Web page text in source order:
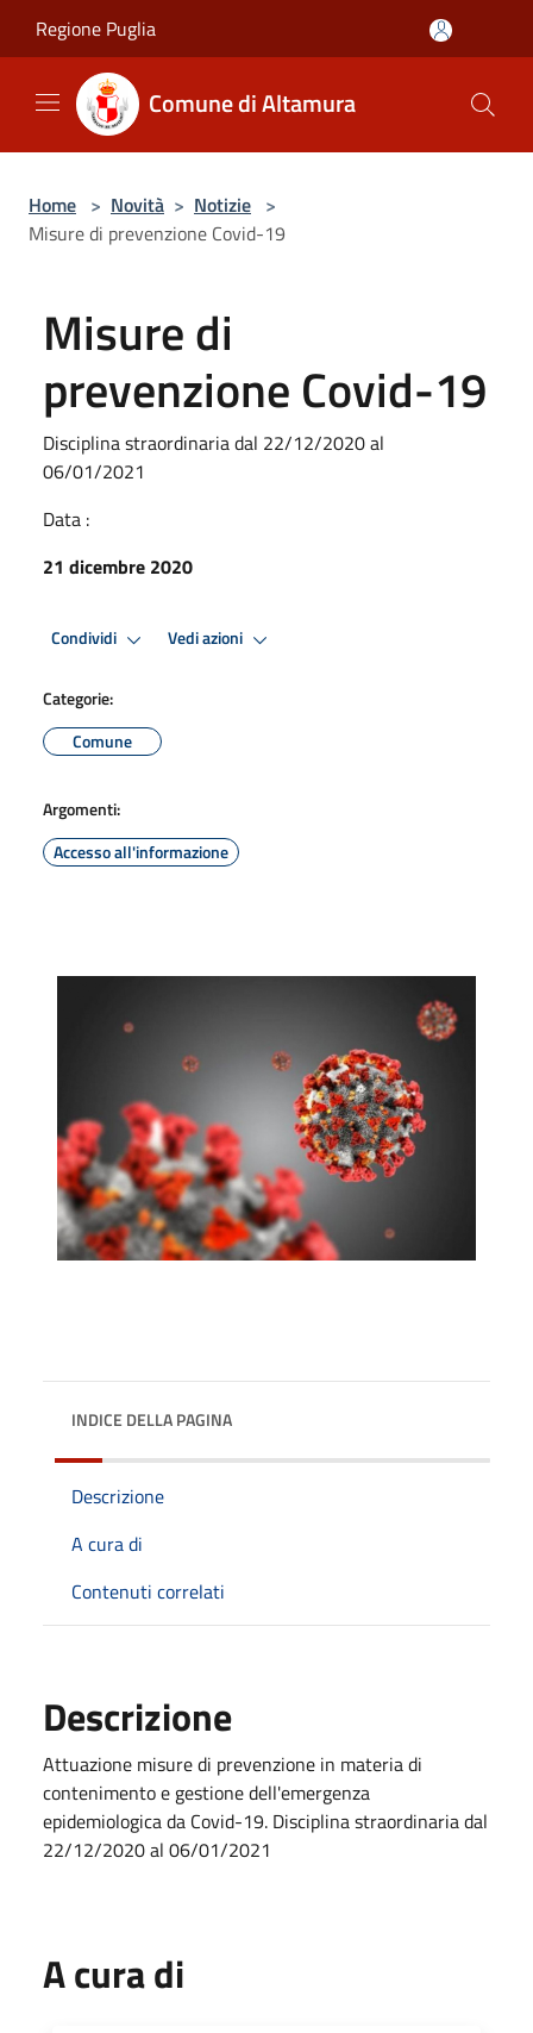
Regione Puglia
Comune di Altamura
Home > Novità > Notizie >
Misure di prevenzione Covid-19
Misure di
prevenzione Covid-19
Disciplina straordinaria dal 22/12/2020 al
06/01/2021
Data :
21 dicembre 2020
Condividi Vedi azioni
Categorie:
Comune
Argomenti:
Accesso all'informazione
INDICE DELLA PAGINA
Descrizione
A cura di
Contenuti correlati
Descrizione
Attuazione misure di prevenzione in materia di
contenimento e gestione dell'emergenza
epidemiologica da Covid-19. Disciplina straordinaria dal
22/12/2020 al 06/01/2021
A cura di